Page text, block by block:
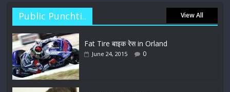
Public Punchti.. View All
Fat Tire बाइक रेस in Orland
June 24, 2015 0